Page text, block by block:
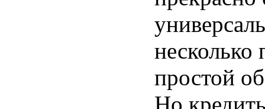
простой
Но